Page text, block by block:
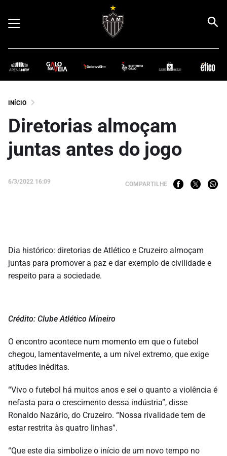
INÍCIO
Diretorias almoçam
juntas antes do jogo
6/3/2022 16:09 COMPARTILHE
Dia histórico: diretorias de Atlético e Cruzeiro almoçam
juntas para promover a paz e dar exemplo de civilidade e
respeito para a sociedade.
Crédito: Clube Atlético Mineiro
O encontro acontece num momento em que o futebol
chegou, lamentavelmente, a um nível extremo, que exige
atitudes inéditas.
“Vivo o futebol há muitos anos e sei o quanto a violência é
nefasta para o crescimento dessa indústria”, disse
Ronaldo Nazário, do Cruzeiro. “Nossa rivalidade tem de
estar restrita às quatro linhas”.
“Que este dia simbolize o início de um novo tempo no